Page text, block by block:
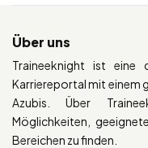
Über uns
Traineeknight ist eine
Karriereportal mit einem
Azubis. Über
Möglichkeiten,
Bereichen zu finden.